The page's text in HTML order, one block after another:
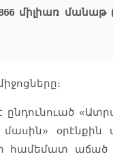
միլիառ մանաթ
օրէնքին
համեմատ աճած